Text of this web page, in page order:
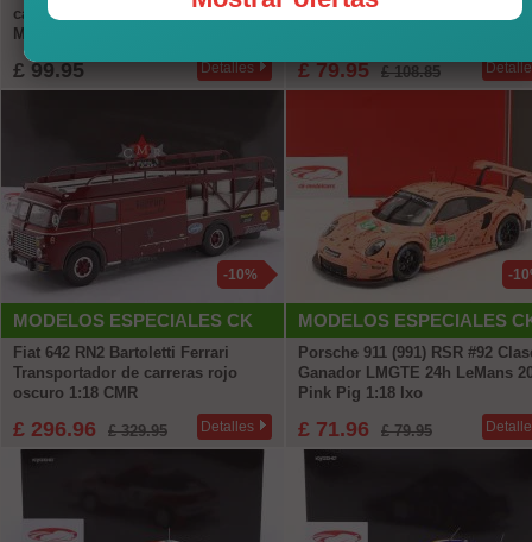
campeón 2025 Ayhancan Güven
Manthey Greeno 1:18 Ixo
£ 99.95 Detalles
Ganador Pikes Cima 1987
£ 79.95 £ 108.85
MODELOS ESPECIALES CK
-10%
Fiat 642 RN2 Bartoletti Ferrari
Transportador de carreras rojo
oscuro 1:18 CMR
£ 296.96 £ 329.95 Detalles
MODELOS ESPECIALES
-
Porsche 911 (991) RSR #92
Ganador LMGTE 24h LeMans
Pink Pig 1:18 Ixo
£ 71.96 £ 79.95